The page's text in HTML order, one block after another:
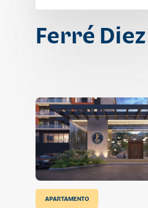
Ferré Diez
APARTAMENTO